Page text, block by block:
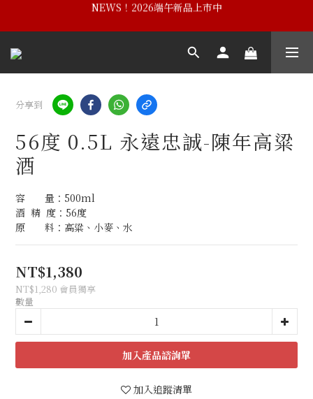
NEWS！黃埔建校102週年紀念酒
NEWS！黃埔建校102週年紀念酒
分享到
56度 0.5L 永遠忠誠-陳年高粱
酒
容　　量：500ml
酒  精  度：56度
原　　料：高粱、小麥、水
NT$1,380
NT$1,280 會員獨享
數量
加入追蹤清單